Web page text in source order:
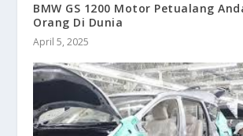
BMW GS 1200 Motor Petualang
Orang Di Dunia
April 5, 2025